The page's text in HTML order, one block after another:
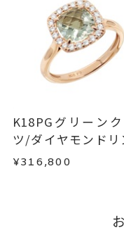
カ
-
※お急ぎの方は
い。事前に現在の
お届け予定日はご
・過度な交換・返
商品の品質には
不良品の場合、
は、早急に商品を
はお問い合わせフ
この場合の返送
で、着払いにてご
詳細はこちら
K18PGグリーン
ツ/ダイヤモンドリ
¥316,800